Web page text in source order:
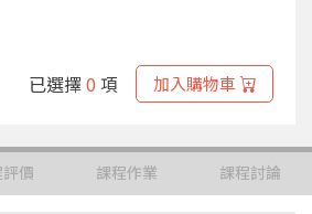
已選擇0 項 加入購物車
價 課程作業 課程討論